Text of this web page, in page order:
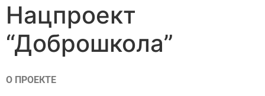
Нацпроект
“Доброшкола”
О ПРОЕКТЕ